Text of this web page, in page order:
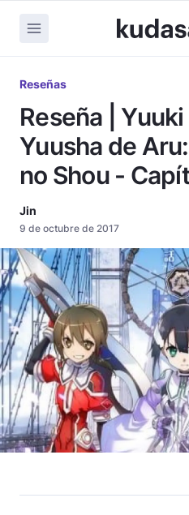
Reseñas
Reseña |
Yuusha de
no Shou -
Jin
9 de octubre de 2017